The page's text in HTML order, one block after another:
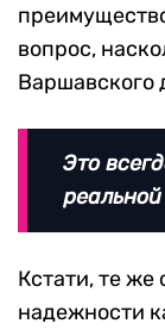
вопрос,
Варшавского
Это
Кстати, те
надежности